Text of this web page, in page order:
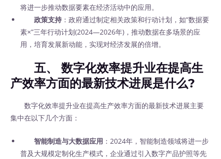
将进一步推动数据要素在经济活动中的应用。
政策支持 ：政府通过制定相关政策和行动计划，如“数据要
素×”三年行动计划(2024—2026年)，推动数据在多场景的应
用，培育发展新动能，实现对经济发展的倍增。
五、 数字化效率提升业在提高生
产效率方面的最新技术进展是什么?
数字化效率提升业在提高生产效率方面的最新技术进展主要
集中在以下几个方面：
智能制造与大数据应用 ：2024年，智能制造领域将进一步
普及大规模定制化生产模式，企业通过引入数字产品护照等先